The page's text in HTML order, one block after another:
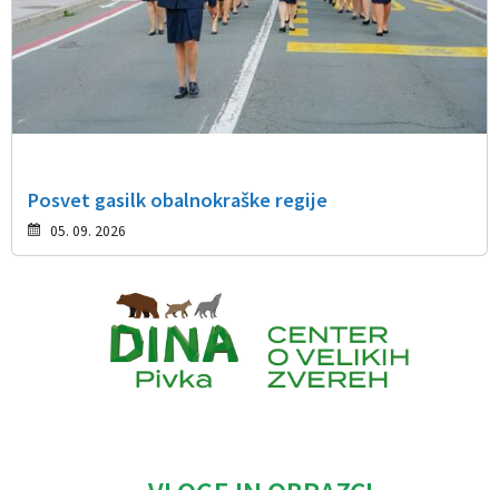
Posvet gasilk obalnokraške regije
05. 09. 2026